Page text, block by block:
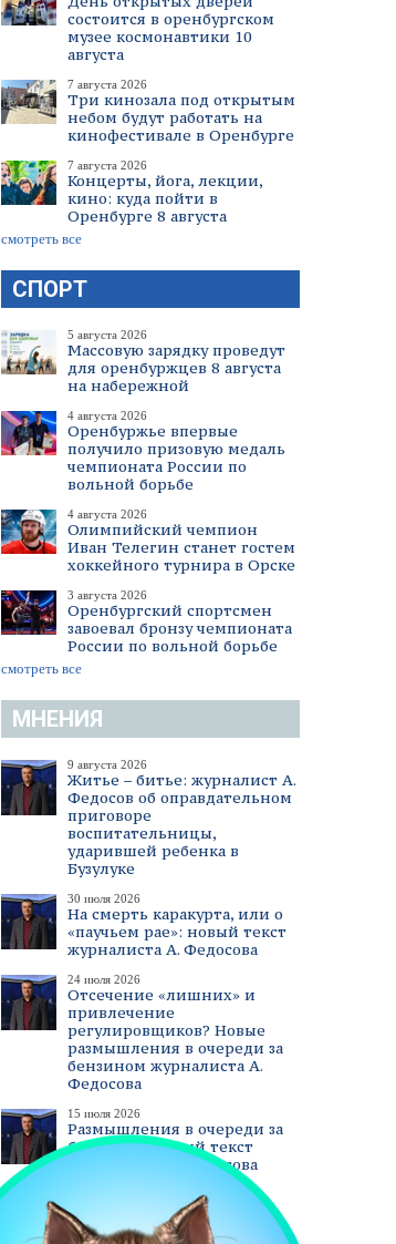
состоится в оренбургском
музее космонавтики 10
августа
7 августа 2026
Три кинозала под открытым
небом будут работать на
кинофестивале в Оренбурге
7 августа 2026
Концерты, йога, лекции,
кино: куда пойти в
Оренбурге 8 августа
смотреть все
СПОРТ
5 августа 2026
Массовую зарядку проведут
для оренбуржцев 8 августа
на набережной
4 августа 2026
Оренбуржье впервые
получило призовую медаль
чемпионата России по
вольной борьбе
4 августа 2026
Олимпийский чемпион
Иван Телегин станет гостем
хоккейного турнира в Орске
3 августа 2026
Оренбургский спортсмен
завоевал бронзу чемпионата
России по вольной борьбе
смотреть все
МНЕНИЯ
9 августа 2026
Житье – битье: журналист А.
Федосов об оправдательном
приговоре
воспитательницы,
ударившей ребенка в
Бузулуке
30 июля 2026
На смерть каракурта, или о
«паучьем рае»: новый текст
журналиста А. Федосова
24 июля 2026
Отсечение «лишних» и
привлечение
регулировщиков? Новые
размышления в очереди за
бензином журналиста А.
Федосова
15 июля 2026
Размышления в очереди за
бензином. Новый текст
журналиста А. Федосова
смотреть все